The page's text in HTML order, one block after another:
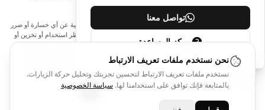
لأغراض التداول.
لن يتحمل Arincen وأي مزود للبيانات الواردة في هذا الموقع المسؤولية عن أي خسارة أو ضرر
نتيجة لتداولك، أو اعتمادك على المعلومات الواردة في هذا الموقع. يحظر استخدام أو تخزين أو
إعادة إنتاج أو عرض أو تعديل أو نقل أو توزيع البيانات الموجودة في هذا الموقع دون الحصول
على إذن كتابي صريح مسبق من Arincen و/أو مزود البيانات. جميع حقوق الملكية الفكرية
محفوظة من قبل مقدمي الخدمة و/أو البورصة التي تقدم البيانات الواردة في هذا الموقع. قد
يتم تعويض Arincen من قبل المعلنين الذين يظهرون على الموقع، بناءً على تفاعلك مع
الإعلانات أو المعلنين.
تواصل معنا
مركز المساعدة
نحن نستخدم ملفات تعريف الارتباط
نستخدم ملفات تعريف الارتباط لتحسين تجربتك وتحليل حركة الزيارات.
بالمتابعة فإنك توافق على استخدامنا لها. سياسة الخصوصية